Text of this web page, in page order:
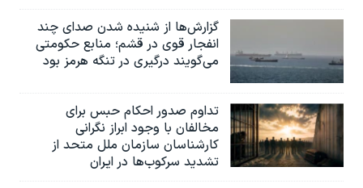
گزارش‌ها از شنیده شدن صدای چند
انفجار قوی در قشم؛ منابع حکومتی
می‌گویند درگیری در تنگه هرمز بود
تداوم صدور احکام حبس برای
مخالفان با وجود ابراز نگرانی
کارشناسان سازمان ملل متحد از
تشدید سرکوب‌ها در ایران